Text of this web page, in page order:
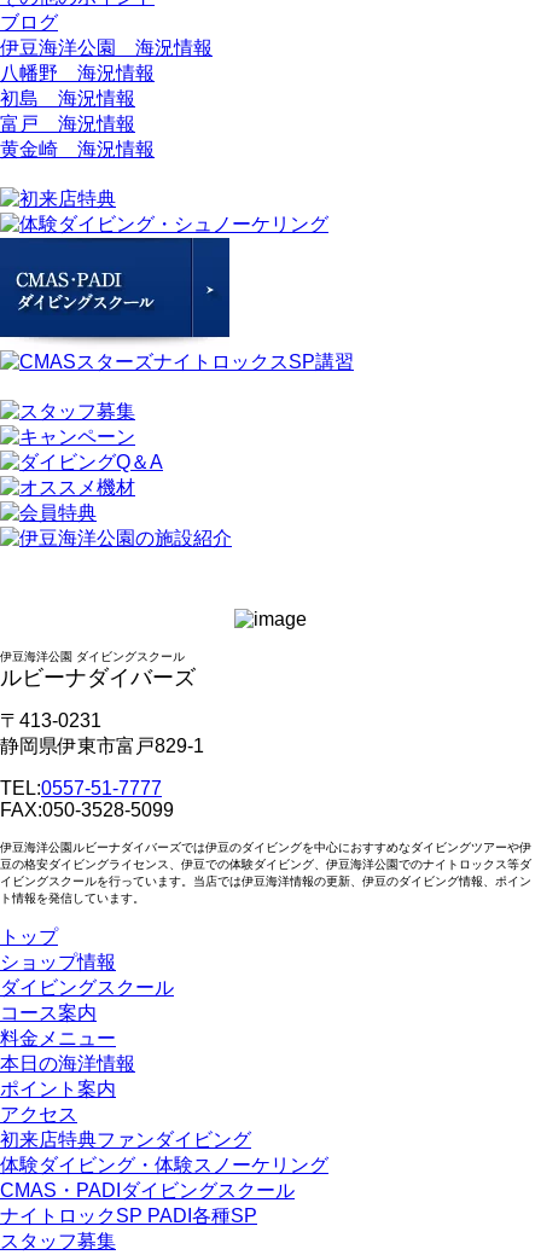
ブログ
伊豆海洋公園 海況情報
八幡野 海況情報
初島 海況情報
富戸 海況情報
黄金崎 海況情報
伊豆海洋公園 ダイビングスクール
ルビーナダイバーズ
〒413-0231
静岡県伊東市富戸829-1
TEL:0557-51-7777
FAX:050-3528-5099
伊豆海洋公園ルビーナダイバーズでは伊豆のダイビングを中心におすすめなダイビングツアーや伊
豆の格安ダイビングライセンス、伊豆での体験ダイビング、伊豆海洋公園でのナイトロックス等ダ
イビングスクールを行っています。当店では伊豆海洋情報の更新、伊豆のダイビング情報、ポイン
ト情報を発信しています。
トップ
ショップ情報
ダイビングスクール
コース案内
料金メニュー
本日の海洋情報
ポイント案内
アクセス
初来店特典ファンダイビング
体験ダイビング・体験スノーケリング
CMAS・PADIダイビングスクール
ナイトロックSP PADI各種SP
スタッフ募集